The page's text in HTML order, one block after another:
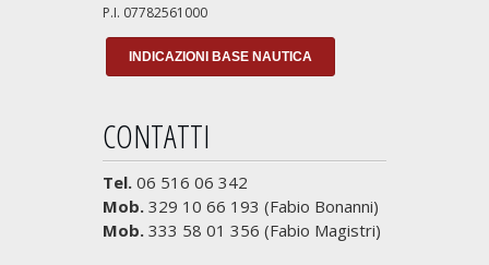
P.I. 07782561000
INDICAZIONI BASE NAUTICA
CONTATTI
Tel. 06 516 06 342
Mob. 329 10 66 193 (Fabio Bonanni)
Mob. 333 58 01 356 (Fabio Magistri)